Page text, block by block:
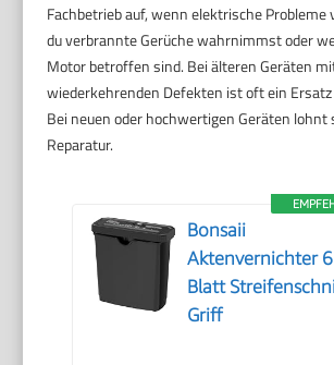
Fachbetrieb auf, wenn elektrische Probleme
du verbrannte Gerüche wahrnimmst oder
Motor betroffen sind. Bei älteren Geräten
wiederkehrenden Defekten ist oft ein
Bei neuen oder hochwertigen Geräten lohnt
Reparatur.
Bonsaii
Aktenvernichter 6
Blatt
Griff